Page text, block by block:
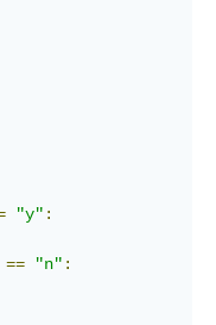
"y" :
== "n" :